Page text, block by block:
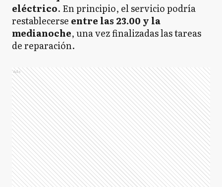
eléctrico. En principio, el servicio podría
restablecerse entre las 23.00 y la
medianoche, una vez finalizadas las tareas
de reparación.
Ads